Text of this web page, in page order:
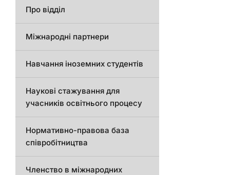
Про відділ
Міжнародні партнери
Навчання іноземних студентів
Наукові стажування для
учасників освітнього процесу
Нормативно-правова база
співробітництва
Членство в міжнародних